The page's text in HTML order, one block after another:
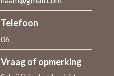
Telefoon
Vraag of opmerking